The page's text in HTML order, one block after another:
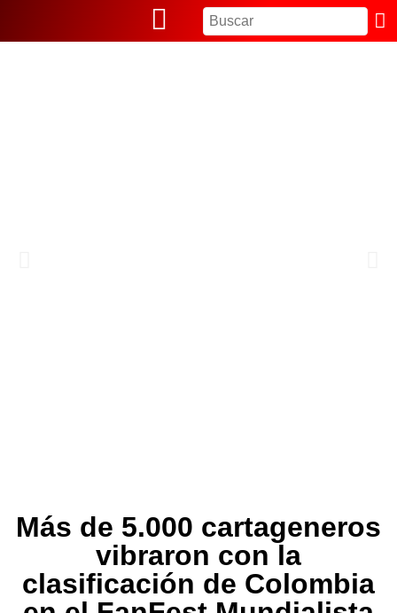
Más de 5.000 cartageneros
vibraron con la
clasificación de Colombia